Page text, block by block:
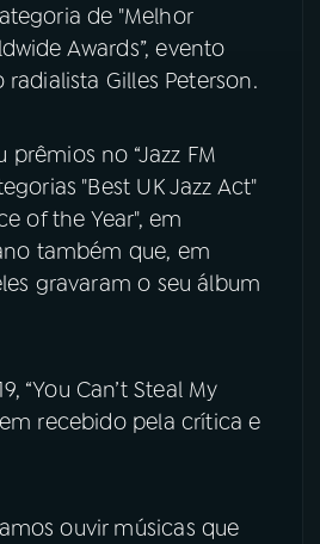
de "Melhor
Awards”, evento
Gilles Peterson.
no “Jazz FM
"Best UK Jazz Act"
of the Year", em
também que, em
gravaram o seu álbum
“You Can’t Steal My
recebido pela crítica e
ouvir músicas que